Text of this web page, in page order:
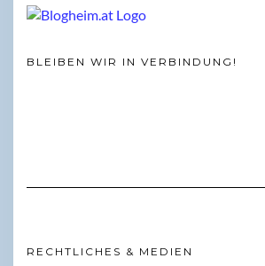
BLEIBEN WIR IN VERBINDUNG!
RECHTLICHES & MEDIEN